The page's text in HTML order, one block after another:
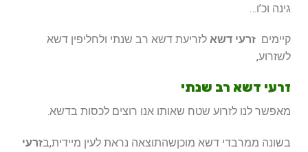
גינה וכ’ו…
קיימים זרעי דשא לזריעת דשא רב שנתי ולחליפין דשא
לשזרוע,
זרעי דשא רב שנתי
מאפשר לנו לזרוע שטח שאותו אנו רוצים לכסות בדשא.
בשונה ממרבדי דשא מוכןשהתוצאה נראת לעין מיידית,בזרעי